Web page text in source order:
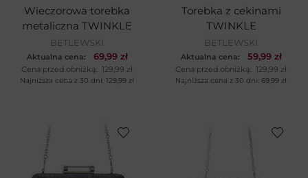
Wieczorowa torebka
metaliczna TWINKLE
BETLEWSKI
Aktualna cena: 69,99 zł
Cena przed obniżką: 129,99 zł
Najniższa cena z 30 dni: 129,99 zł
Torebka z cekinami
TWINKLE
BETLEWSKI
Aktualna cena: 59,99 zł
Cena przed obniżką: 129,99 zł
Najniższa cena z 30 dni: 69,99 zł